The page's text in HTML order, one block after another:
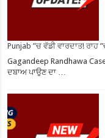
Punjab ”ਚ ਵੱਡੀ ਵਾਰਦਾਤ!
Gagandeep Randhawa
ਦਬਾਅ ਪਾਉਣ ਦਾ …